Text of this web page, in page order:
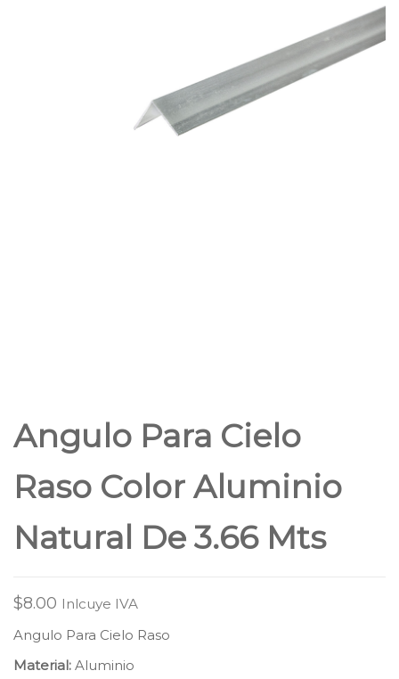
Angulo Para Cielo
Raso Color Aluminio
Natural De 3.66 Mts
$8.00 Inlcuye IVA
Angulo Para Cielo Raso
Material: Aluminio